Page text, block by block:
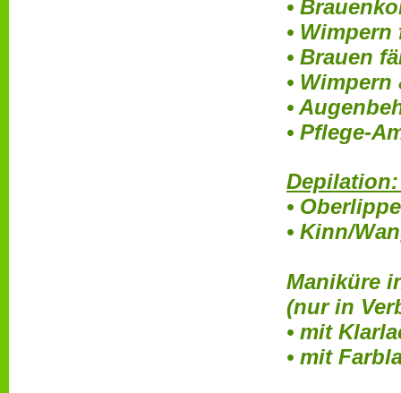
•
• Wimpern
• Brauen
•
•
• Pflege-
•
• Kinn/
Maniküre
(nur in
• mit
• mit